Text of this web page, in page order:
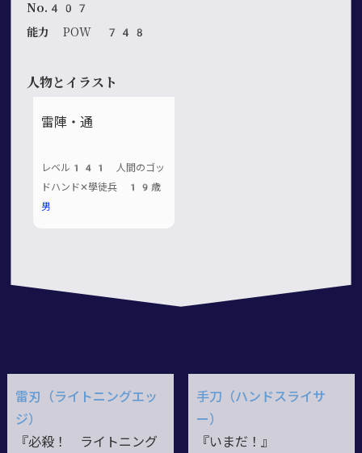
No.407
能力POW 748
人物とイラスト
雷陣・通
レベル141 人間のゴッ
ドハンド✕學徒兵 19歳
男
雷刃（ライトニングエッ
ジ）
『必殺！ ライトニング
手刀（ハンドスライサ
ー）
『いまだ！』